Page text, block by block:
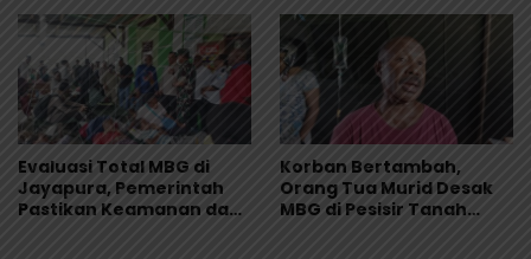
Evaluasi Total MBG di
Jayapura, Pemerintah
Pastikan Keamanan dan
Korban Bertambah,
Orang Tua Murid Desak
MBG di Pesisir Tanah